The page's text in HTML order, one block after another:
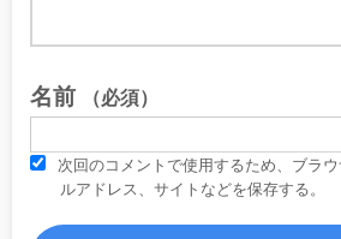
名前 （必須）
次回のコメントで使用するため、ブラ
ルアドレス、サイトなどを保存する。